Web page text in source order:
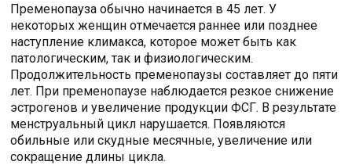
Пременопауза обычно начинается в 45 лет. У
некоторых женщин отмечается раннее или позднее
наступление климакса, которое может быть как
патологическим, так и физиологическим.
Продолжительность пременопаузы составляет до пяти
лет. При пременопаузе наблюдается резкое снижение
эстрогенов и увеличение продукции ФСГ. В результате
менструальный цикл нарушается. Появляются
обильные или скудные месячные, увеличение или
сокращение длины цикла.